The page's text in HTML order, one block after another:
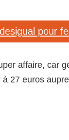
pour
affaire, car
27 euros